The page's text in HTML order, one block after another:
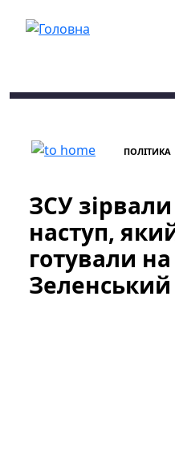
ПОЛІТИКА
ЗСУ
наступ,
готували
Зеленський